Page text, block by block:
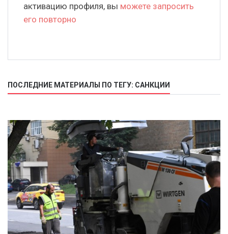
активацию профиля, вы можете запросить
его повторно
ПОСЛЕДНИЕ МАТЕРИАЛЫ ПО ТЕГУ: САНКЦИИ